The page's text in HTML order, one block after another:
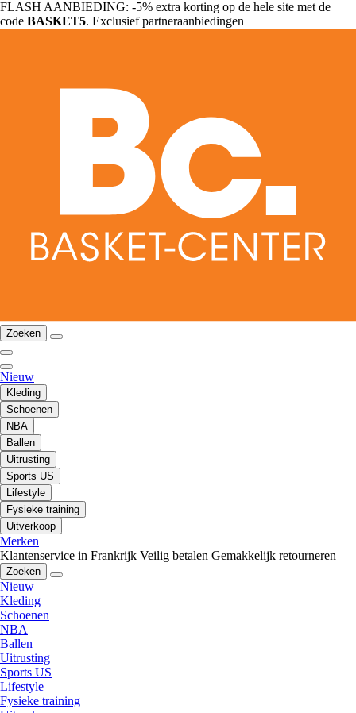
FLASH AANBIEDING: -5% extra korting op de hele site met de
code BASKET5. Exclusief partneraanbiedingen
Zoeken
Nieuw
Kleding
Schoenen
NBA
Ballen
Uitrusting
Sports US
Lifestyle
Fysieke training
Uitverkoop
Merken
Klantenservice in Frankrijk Veilig betalen Gemakkelijk retourneren
Zoeken
Nieuw
Kleding
Schoenen
NBA
Ballen
Uitrusting
Sports US
Lifestyle
Fysieke training